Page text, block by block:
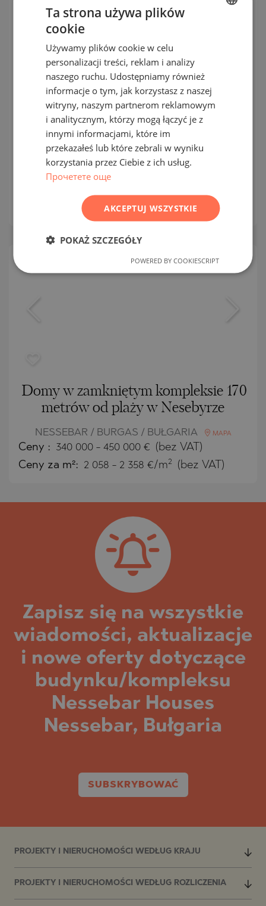
Dwupiętrowy dom w innowacyjnym
kompleksie na drugiej linii brzegowej
w Nesebyrze
NESSEBAR / BURGAS / BUŁGARIA
420 000 € ///
Domy w zamkniętym kompleksie 170
metrów od plaży w Nesebyrze
NESSEBAR / BURGAS / BUŁGARIA MAPA
Ceny : 340 000 - 450 000 € (bez VAT)
Ceny za m²: 2 058 - 2 358 €/m2 (bez VAT)
Zapisz się na wszystkie
wiadomości, aktualizacje
i nowe oferty dotyczące
budynku/kompleksu
Nessebar Houses
Nessebar, Bułgaria
SUBSKRYBOWAĆ
PROJEKTY I NIERUCHOMOŚCI WEDŁUG KRAJU
PROJEKTY I NIERUCHOMOŚCI WEDŁUG ROZLICZENIA
GERMAN
FRENCH
ROMANIAN
Ta strona używa plików
cookie
Używamy plików cookie w celu
personalizacji treści, reklam i analizy
naszego ruchu. Udostępniamy również
informacje o tym, jak korzystasz z naszej
witryny, naszym partnerom reklamowym
i analitycznym, którzy mogą łączyć je z
innymi informacjami, które im
przekazałeś lub które zebrali w wyniku
korzystania przez Ciebie z ich usług.
Прочетете още
AKCEPTUJ WSZYSTKIE
POKAŻ SZCZEGÓŁY
POWERED BY COOKIESCRIPT